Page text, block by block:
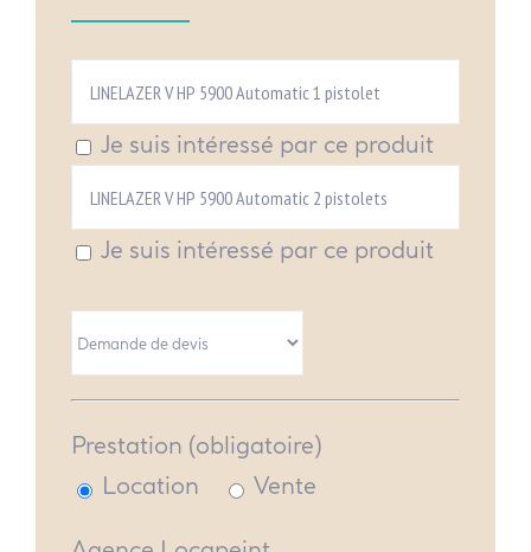
Je suis intéressé par ce produit
Je suis intéressé par ce produit
Prestation (obligatoire)
Location
Vente